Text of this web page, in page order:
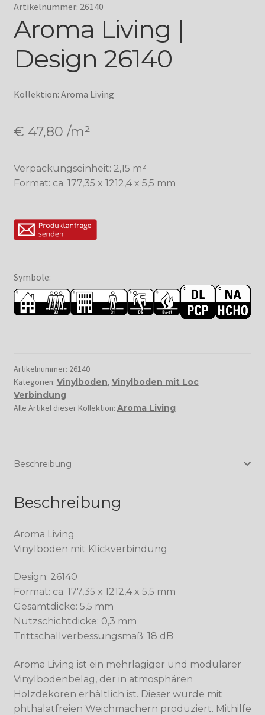
Artikelnummer: 26140
Aroma Living |
Design 26140
Kollektion: Aroma Living
€ 47,80 /m²
Verpackungseinheit: 2,15 m²
Format: ca. 177,35 x 1212,4 x 5,5 mm
Symbole:
Artikelnummer: 26140
Kategorien: Vinylboden, Vinylboden mit Loc
Verbindung
Alle Artikel dieser Kollektion: Aroma Living
Beschreibung
Beschreibung
Aroma Living
Vinylboden mit Klickverbindung
Design: 26140
Format: ca. 177,35 x 1212,4 x 5,5 mm
Gesamtdicke: 5,5 mm
Nutzschichtdicke: 0,3 mm
Trittschallverbessungsmaß: 18 dB
Aroma Living ist ein mehrlagiger und modularer
Vinylbodenbelag, der in atmosphären
Holzdekoren erhältlich ist. Dieser wurde mit
phthalatfreien Weichmachern produziert. Mithilfe